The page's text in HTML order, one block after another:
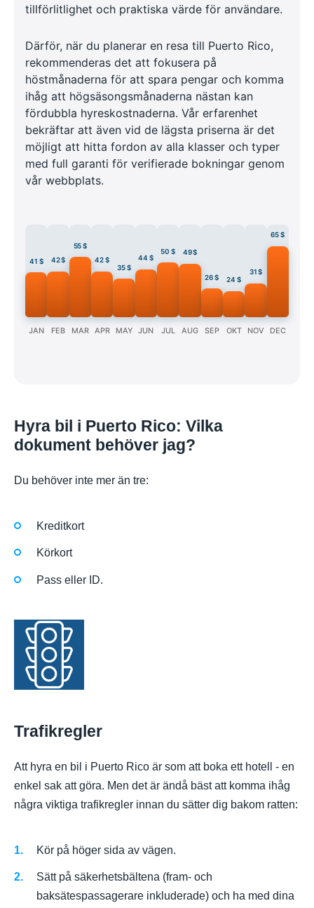
tillförlitlighet och praktiska värde för användare.
Därför, när du planerar en resa till Puerto Rico,
rekommenderas det att fokusera på
höstmånaderna för att spara pengar och komma
ihåg att högsäsongsmånaderna nästan kan
fördubbla hyreskostnaderna. Vår erfarenhet
bekräftar att även vid de lägsta priserna är det
möjligt att hitta fordon av alla klasser och typer
med full garanti för verifierade bokningar genom
vår webbplats.
41 $
JAN
42 $
FEB
55 $
MAR
42 $
APR
35 $
MAY
44 $
JUN
50 $
JUL
49 $
AUG
26 $
SEP
24 $
OKT
31 $
NOV
65 $
DEC
Hyra bil i Puerto Rico: Vilka
dokument behöver jag?
Du behöver inte mer än tre:
Kreditkort
Körkort
Pass eller ID.
Trafikregler
Att hyra en bil i Puerto Rico är som att boka ett hotell - en
enkel sak att göra. Men det är ändå bäst att komma ihåg
några viktiga trafikregler innan du sätter dig bakom ratten:
Kör på höger sida av vägen.
Sätt på säkerhetsbältena (fram- och
baksätespassagerare inkluderade) och ha med dina